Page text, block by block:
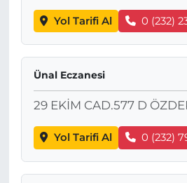
Yol Tarifi Al 0 (232)
Ünal Eczanesi
29 EKİM CAD.577 D
Yol Tarifi Al 0 (232)